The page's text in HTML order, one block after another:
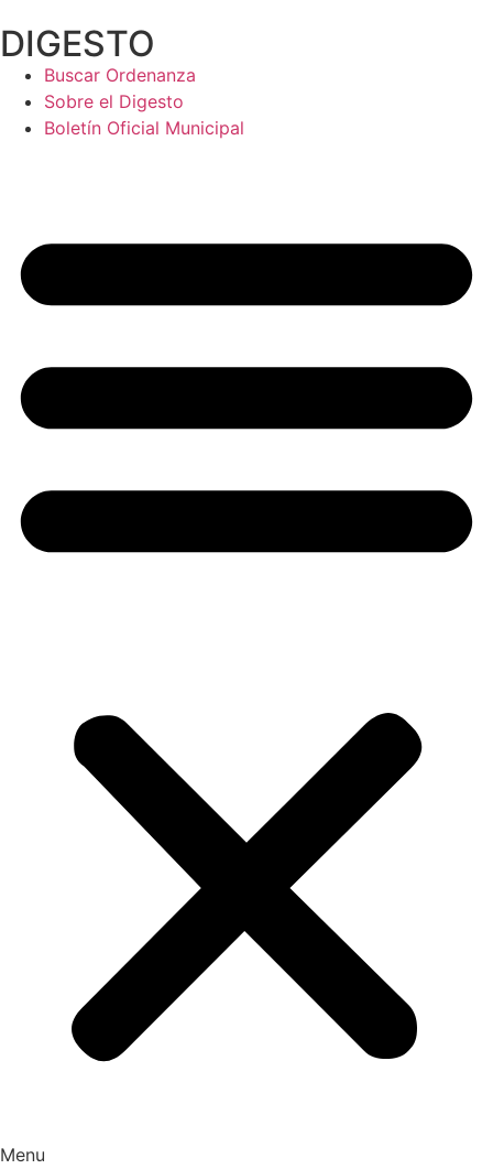
al
contenido
DIGESTO
Buscar Ordenanza
Sobre el Digesto
Boletín Oficial Municipal
Menu